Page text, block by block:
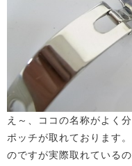
え～、ココの名称がよく
ポッチが取れております
のですが実際取れている